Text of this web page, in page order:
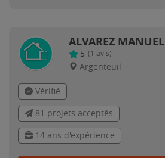
ALVAREZ MANUEL
5 (1 avis)
Argenteuil
Vérifié
81 projets acceptés
14 ans d'expérience